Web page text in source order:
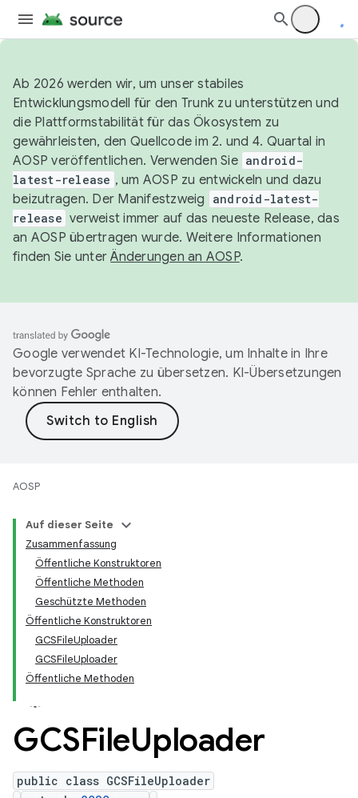
Ab 2026 werden wir, um unser stabiles
Entwicklungsmodell für den Trunk zu unterstützen und
die Plattformstabilität für das Ökosystem zu
gewährleisten, den Quellcode im 2. und 4. Quartal in
AOSP veröffentlichen. Verwenden Sie android-
latest-release , um AOSP zu entwickeln und dazu
beizutragen. Der Manifestzweig
android-latest-
release verweist immer auf das neueste Release, das
an AOSP übertragen wurde. Weitere Informationen
finden Sie unterÄnderungen an AOSP.
Google verwendet KI-Technologie, um Inhalte in Ihre
bevorzugte Sprache zu übersetzen. KI-Übersetzungen
können Fehler enthalten.
AOSP
Auf dieser Seite
Zusammenfassung
Öffentliche Konstruktoren
Öffentliche Methoden
Geschützte Methoden
Öffentliche Konstruktoren
GCSFileUploader
GCSFileUploader
Öffentliche Methoden
GCSFileUploader
public class GCSFileUploader